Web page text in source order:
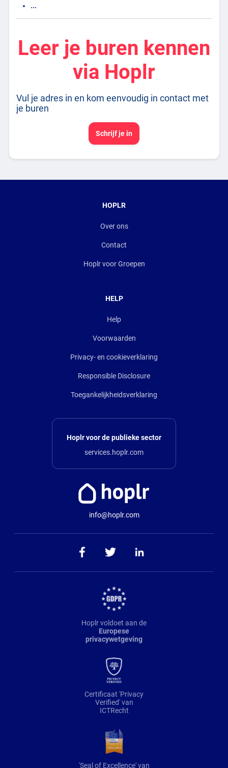
...
Leer je buren kennen
via Hoplr
Vul je adres in en kom eenvoudig in contact met
je buren
Schrijf je in
HOPLR
Over ons
Contact
Hoplr voor Groepen
HELP
Help
Voorwaarden
Privacy- en cookieverklaring
Responsible Disclosure
Toegankelijkheidsverklaring
Hoplr voor de publieke sector
services.hoplr.com
info@hoplr.com
Hoplr voldoet aan de
Europese
privacywetgeving
Certificaat 'Privacy
Verified' van
ICTRecht
'Seal of Excellence' van